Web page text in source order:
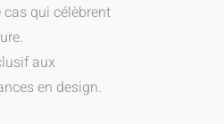
cas qui célèbrent
aux
en design.